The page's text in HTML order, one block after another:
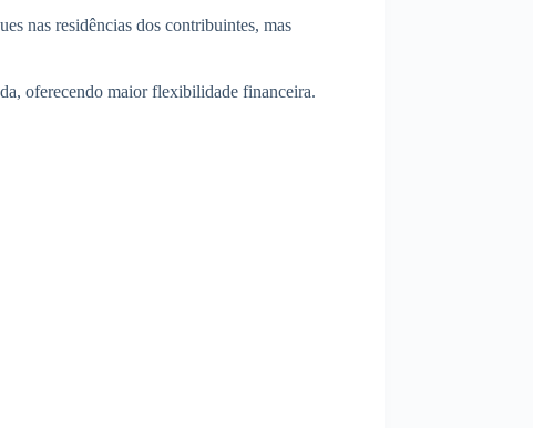
nas residências dos contribuintes, mas
oferecendo maior flexibilidade financeira.